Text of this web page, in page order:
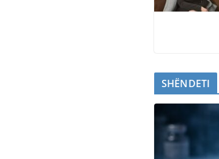
SHËNDETI